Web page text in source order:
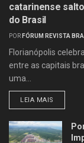
catarinense
do Brasil
POR FÓRUM REVISTA
Florianópolis
entre as capitais
uma...
LEIA MAIS